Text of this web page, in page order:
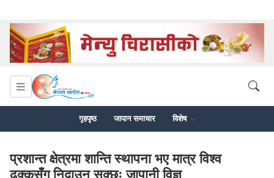
गृहपृष्ठ जापान समाचार विशेष
प्रशान्त क्षेत्रमा शान्ति स्थापना भए मात्र विश्व
ढुक्कसँग निदाउन सक्छः जापानी विज्ञ